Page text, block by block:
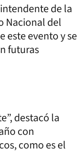
de la
Nacional del
este evento y se
futuras
destacó la
con
como es el